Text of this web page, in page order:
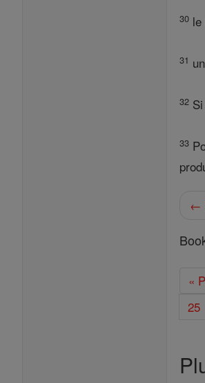
30
31
32
33
←
«
25